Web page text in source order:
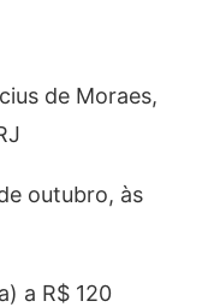
de Moraes,
outubro, às
a R$ 120